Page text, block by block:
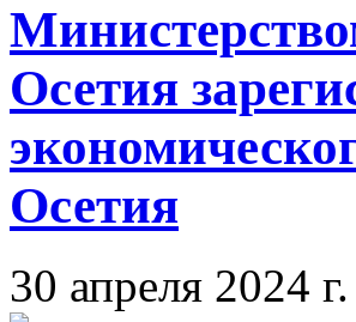
Осетия
Осетия
30 апреля 2024 г.